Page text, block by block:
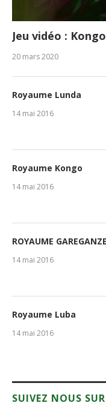
Jeu vidéo :
20 mars 2020
Royaume Lunda
14 mai 2016
Royaume Kongo
14 mai 2016
ROYAUME
14 mai 2016
Royaume Luba
14 mai 2016
SUIVEZ NOUS SUR